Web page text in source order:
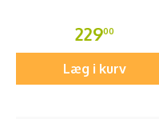
22900
Læg i kurv